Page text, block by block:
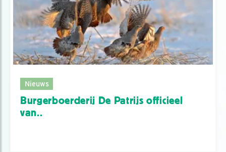
Nieuws
Burgerboerderij De Patrijs officieel
van..